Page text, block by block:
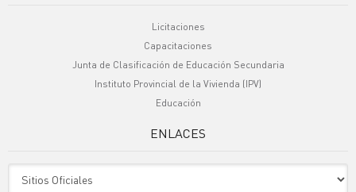
Licitaciones
Capacitaciones
Junta de Clasificación de Educación Secundaria
Instituto Provincial de la Vivienda (IPV)
Educación
ENLACES